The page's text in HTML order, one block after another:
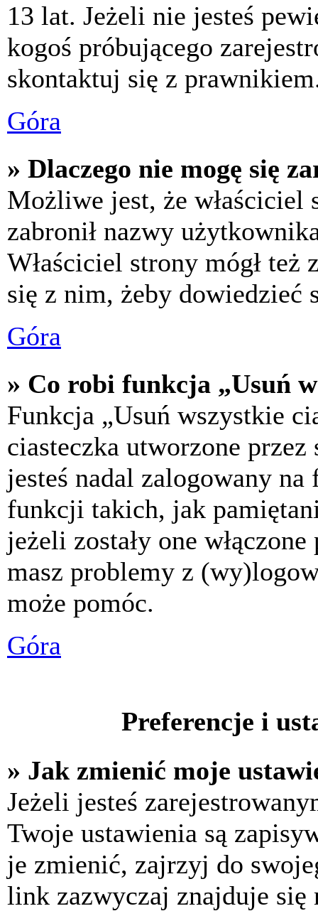
13 lat. Jeżeli nie jesteś
kogoś próbującego
skontaktuj się z
Góra
» Dlaczego nie mogę się
Możliwe jest, że właściciel
zabronił nazwy
Właściciel strony mógł
się z nim, żeby dowiedzieć
Góra
» Co robi funkcja „Usuń
Funkcja „Usuń wszystkie
ciasteczka utworzone
jesteś nadal zalogowany
funkcji takich, jak
jeżeli zostały one
masz problemy z
może pomóc.
Góra
Preferencje i
» Jak zmienić moje
Jeżeli jesteś
Twoje ustawienia są
je zmienić, zajrzyj do
link zazwyczaj znajduje się